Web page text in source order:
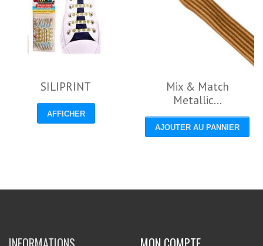
SILIPRINT
AFFICHER
Mix & Match
Metallic...
AJOUTER AU PANNIER